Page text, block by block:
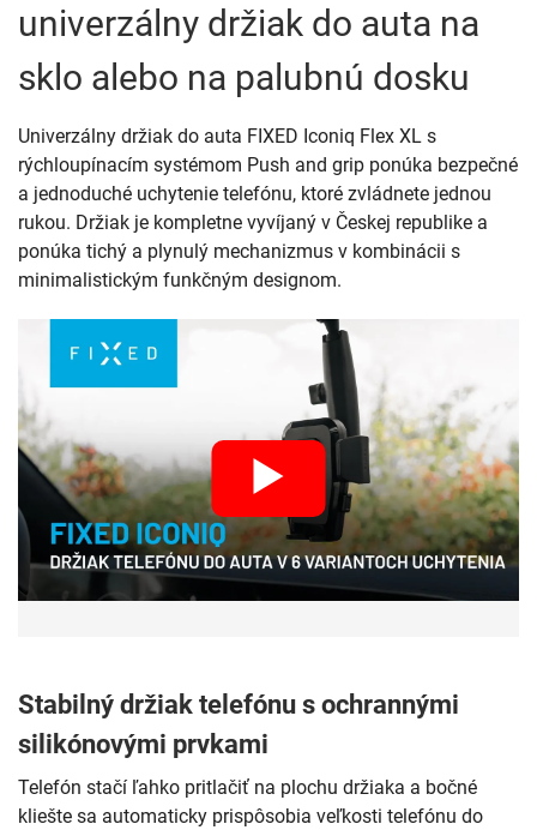
univerzálny držiak do auta na
sklo alebo na palubnú dosku
Univerzálny držiak do auta FIXED Iconiq Flex XL s
rýchloupínacím systémom Push and grip ponúka bezpečné
a jednoduché uchytenie telefónu, ktoré zvládnete jednou
rukou. Držiak je kompletne vyvíjaný v Českej republike a
ponúka tichý a plynulý mechanizmus v kombinácii s
minimalistickým funkčným designom.
Stabilný držiak telefónu s ochrannými
silikónovými prvkami
Telefón stačí ľahko pritlačiť na plochu držiaka a bočné
kliešte sa automaticky prispôsobia veľkosti telefónu do